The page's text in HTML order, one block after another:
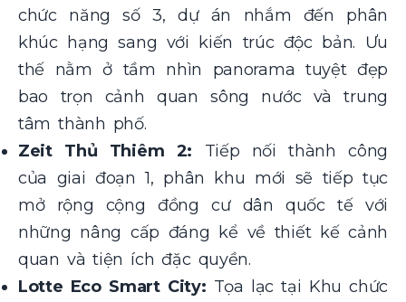
chức năng số 3, dự án nhắm đến phân
khúc hạng sang với kiến trúc độc bản. Ưu
thế nằm ở tầm nhìn panorama tuyệt đẹp
bao trọn cảnh quan sông nước và trung
tâm thành phố.
Zeit Thủ Thiêm 2: Tiếp nối thành công
của giai đoạn 1, phân khu mới sẽ tiếp tục
mở rộng cộng đồng cư dân quốc tế với
những nâng cấp đáng kể về thiết kế cảnh
quan và tiện ích đặc quyền.
Lotte Eco Smart City: Tọa lạc tại Khu chức